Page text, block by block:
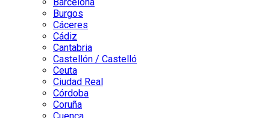
Burgos
Cáceres
Cádiz
Cantabria
Castellón / Castelló
Ceuta
Ciudad Real
Córdoba
Coruña